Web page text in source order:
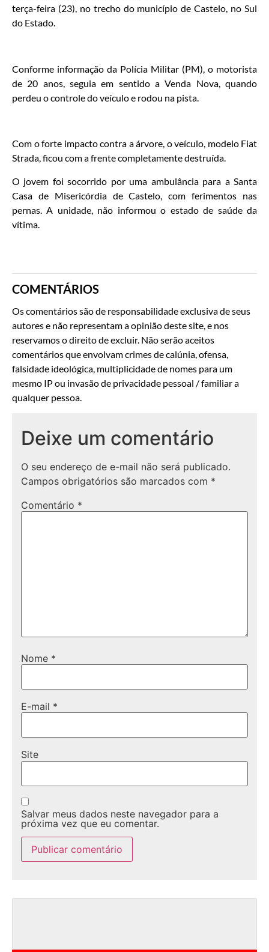
terça-feira (23), no trecho do município de Castelo, no Sul
do Estado.
Conforme informação da Polícia Militar (PM), o motorista
de 20 anos, seguia em sentido a Venda Nova, quando
perdeu o controle do veículo e rodou na pista.
Com o forte impacto contra a árvore, o veículo, modelo Fiat
Strada, ficou com a frente completamente destruída.
O jovem foi socorrido por uma ambulância para a Santa
Casa de Misericórdia de Castelo, com ferimentos nas
pernas. A unidade, não informou o estado de saúde da
vítima.
COMENTÁRIOS
Os comentários são de responsabilidade exclusiva de seus
autores e não representam a opinião deste site, e nos
reservamos o direito de excluir. Não serão aceitos
comentários que envolvam crimes de calúnia, ofensa,
falsidade ideológica, multiplicidade de nomes para um
mesmo IP ou invasão de privacidade pessoal / familiar a
qualquer pessoa.
Deixe um comentário
O seu endereço de e-mail não será publicado.
Campos obrigatórios são marcados com *
Comentário *
Nome *
E-mail *
Site
Salvar meus dados neste navegador para a
próxima vez que eu comentar.